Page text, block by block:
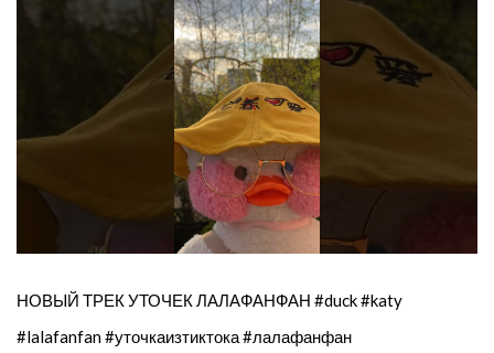
НОВЫЙ ТРЕК УТОЧЕК ЛАЛАФАНФАН #duck #katy
#lalafanfan #уточкаизтиктока #лалафанфан